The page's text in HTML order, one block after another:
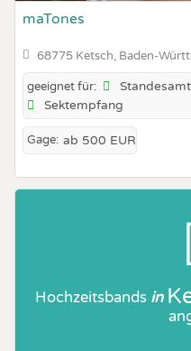
maTones
68775 Ketsch, Baden-
geeignet für: Standesamt
Sektempfang
Gage: ab 500 EUR
Hochzeitsbands in